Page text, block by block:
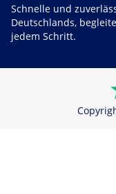
Schnelle und
Deutschlands,
jedem Schritt.